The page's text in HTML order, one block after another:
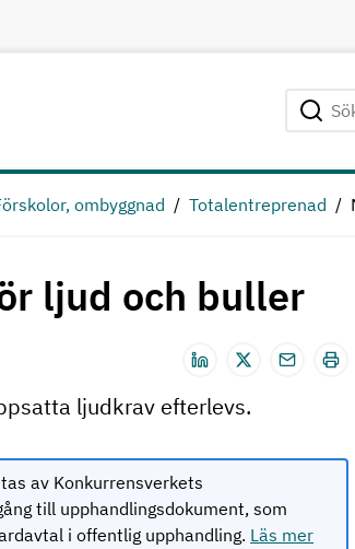
Sök
ombyggnad Totalentreprenad
ljud och buller
ljudkrav efterlevs.
av Konkurrensverkets
till upphandlingsdokument, som
i offentlig upphandling. Läs mer